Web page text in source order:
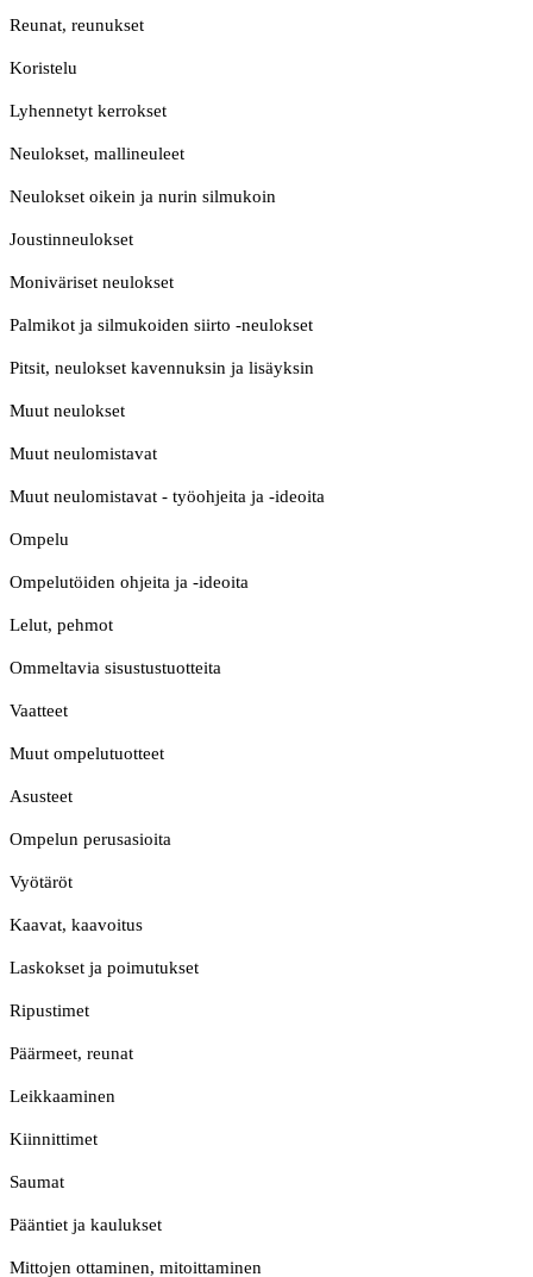
Reunat, reunukset
Koristelu
Lyhennetyt kerrokset
Neulokset, mallineuleet
Neulokset oikein ja nurin silmukoin
Joustinneulokset
Moniväriset neulokset
Palmikot ja silmukoiden siirto -neulokset
Pitsit, neulokset kavennuksin ja lisäyksin
Muut neulokset
Muut neulomistavat
Muut neulomistavat - työohjeita ja -ideoita
Ompelu
Ompelutöiden ohjeita ja -ideoita
Lelut, pehmot
Ommeltavia sisustustuotteita
Vaatteet
Muut ompelutuotteet
Asusteet
Ompelun perusasioita
Vyötäröt
Kaavat, kaavoitus
Laskokset ja poimutukset
Ripustimet
Päärmeet, reunat
Leikkaaminen
Kiinnittimet
Saumat
Pääntiet ja kaulukset
Mittojen ottaminen, mitoittaminen